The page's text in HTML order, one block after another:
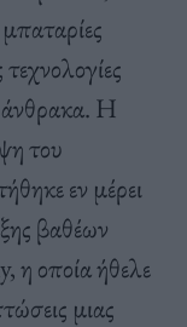
άνθρακα. Η
του
εν μέρει
βαθέων
οποία ήθελε
μιας